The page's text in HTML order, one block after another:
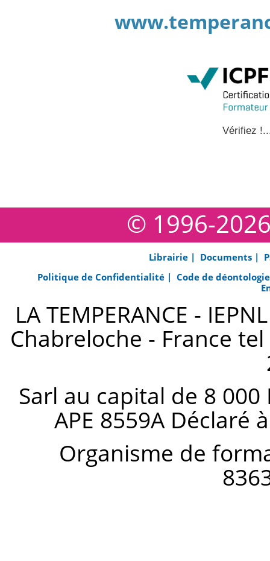
Vérifiez
© 1996-2026
Librairie | Documents |
Politique de Confidentialité | Code de
LA TEMPERANCE -
Chabreloche - France
Sarl au capital de 8 000
APE 8559A Déclaré
Organisme de